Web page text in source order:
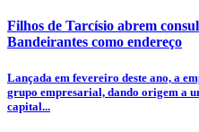
Filhos de Tarcísio abrem
Bandeirantes como endereço
Lançada em fevereiro deste ano, a
grupo empresarial, dando origem a
capital...